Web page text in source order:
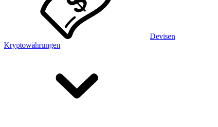
Devisen
Kryptowährungen